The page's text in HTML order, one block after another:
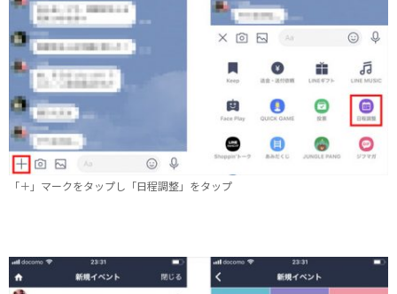
「＋」マークをタップし「日程調整」をタップ